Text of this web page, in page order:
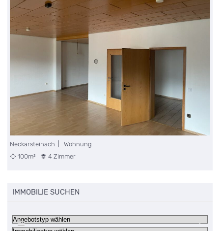
IMMOBILIE SUCHEN